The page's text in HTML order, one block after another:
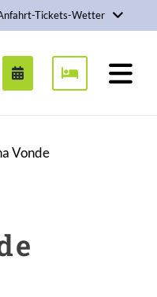
Tickets-Wetter
Wildungen
Vonde